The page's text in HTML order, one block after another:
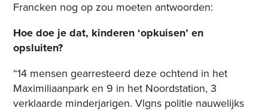
Francken nog op zou moeten antwoorden:
Hoe doe je dat, kinderen ‘opkuisen’ en
opsluiten?
“14 mensen gearresteerd deze ochtend in het
Maximiliaanpark en 9 in het Noordstation, 3
verklaarde minderjarigen. Vlgns politie nauwelijks